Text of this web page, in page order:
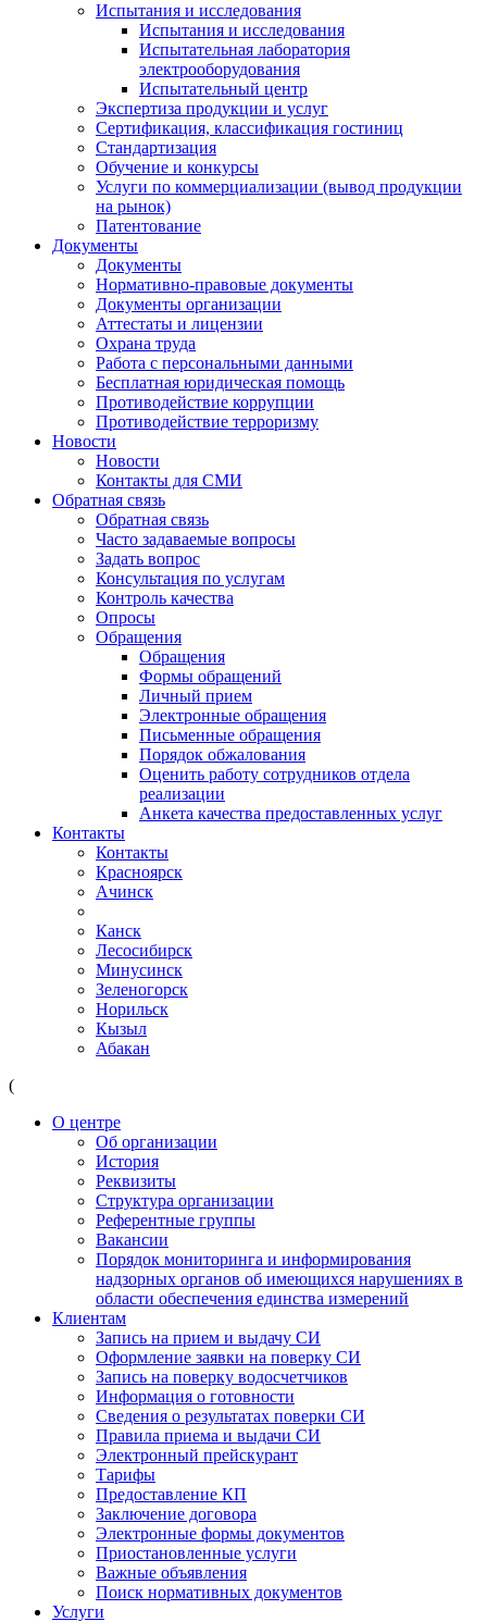
Испытания и исследования
Испытания и исследования
Испытательная лаборатория
электрооборудования
Испытательный центр
Экспертиза продукции и услуг
Сертификация, классификация гостиниц
Стандартизация
Обучение и конкурсы
Услуги по коммерциализации (вывод продукции
на рынок)
Патентование
Документы
Документы
Нормативно-правовые документы
Документы организации
Аттестаты и лицензии
Охрана труда
Работа с персональными данными
Бесплатная юридическая помощь
Противодействие коррупции
Противодействие терроризму
Новости
Новости
Контакты для СМИ
Обратная связь
Обратная связь
Часто задаваемые вопросы
Задать вопрос
Консультация по услугам
Контроль качества
Опросы
Обращения
Обращения
Формы обращений
Личный прием
Электронные обращения
Письменные обращения
Порядок обжалования
Оценить работу сотрудников отдела
реализации
Анкета качества предоставленных услуг
Контакты
Контакты
Красноярск
Ачинск
Канск
Лесосибирск
Минусинск
Зеленогорск
Норильск
Кызыл
Абакан
(
О центре
Об организации
История
Реквизиты
Структура организации
Референтные группы
Вакансии
Порядок мониторинга и информирования
надзорных органов об имеющихся нарушениях в
области обеспечения единства измерений
Клиентам
Запись на прием и выдачу СИ
Оформление заявки на поверку СИ
Запись на поверку водосчетчиков
Информация о готовности
Сведения о результатах поверки СИ
Правила приема и выдачи СИ
Электронный прейскурант
Тарифы
Предоставление КП
Заключение договора
Электронные формы документов
Приостановленные услуги
Важные объявления
Поиск нормативных документов
Услуги